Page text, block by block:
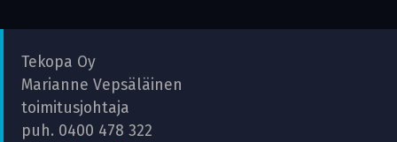
Tekopa Oy
Marianne Vepsäläinen
toimitusjohtaja
puh. 0400 478 322